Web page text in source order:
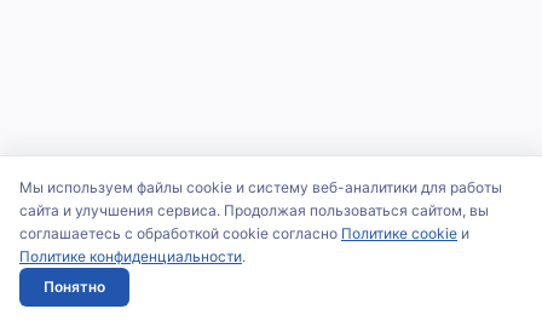
Мы используем файлы cookie и систему веб-аналитики для работы
сайта и улучшения сервиса. Продолжая пользоваться сайтом, вы
соглашаетесь с обработкой cookie согласно Политике cookie и
Политике конфиденциальности.
Понятно